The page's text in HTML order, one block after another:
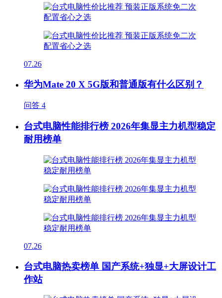
07.26
华为Mate 20 X 5G版和普通版有什么区别？
问答 4
台式电脑性能排行榜 2026年集显主力机型稳定
耐用榜单
07.26
台式电脑热卖榜单 国产系统+独显+大屏设计工
作站